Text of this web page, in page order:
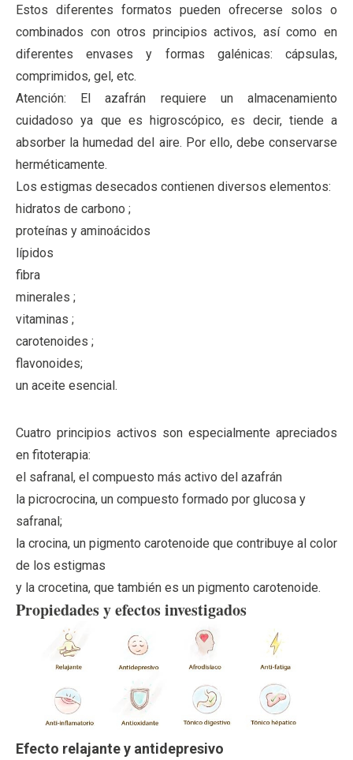
Estos diferentes formatos pueden ofrecerse solos o
combinados con otros principios activos, así como en
diferentes envases y formas galénicas: cápsulas,
comprimidos, gel, etc.
Atención: El azafrán requiere un almacenamiento
cuidadoso ya que es higroscópico, es decir, tiende a
absorber la humedad del aire. Por ello, debe conservarse
herméticamente.
Los estigmas desecados contienen diversos elementos:
hidratos de carbono ;
proteínas y aminoácidos
lípidos
fibra
minerales ;
vitaminas ;
carotenoides ;
flavonoides;
un aceite esencial.
Cuatro principios activos son especialmente apreciados
en fitoterapia:
el safranal, el compuesto más activo del azafrán
la picrocrocina, un compuesto formado por glucosa y
safranal;
la crocina, un pigmento carotenoide que contribuye al color
de los estigmas
y la crocetina, que también es un pigmento carotenoide.
Propiedades y efectos investigados
Efecto relajante y antidepresivo